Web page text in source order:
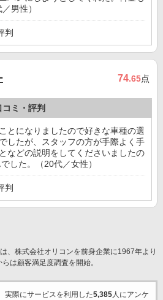
男性）
判
74.65点
ミ・評判
とになりましたので好きな車種の選
したが、スタッフの方が手際よく手
などの説明をしてくださいましたの
した。（20代／女性）
判
、株式会社オリコンを前身企業に1967年より
は顧客満足度調査を開始。
実際にサービスを利用した5,385人にアンケ